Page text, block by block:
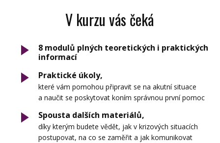
V kurzu vás čeká
8 modulů plných teoretických i praktických
informací
Praktické úkoly,
které vám pomohou připravit se na akutní situace
a naučit se poskytovat koním správnou první pomoc
Spousta dalších materiálů,
díky kterým budete vědět, jak v krizových situacích
postupovat, na co se zaměřit a jak komunikovat